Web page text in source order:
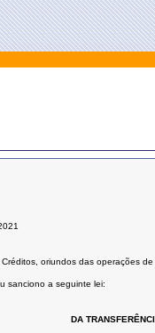
oriundos das operações
sanciono a seguinte lei:
DA